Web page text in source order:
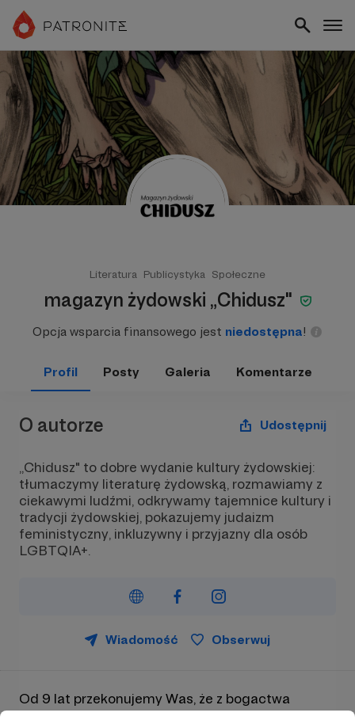
Literatura Publicystyka Społeczne
magazyn żydowski „Chidusz"
Opcja wsparcia finansowego jest niedostępna!
Profil Posty Galeria Komentarze
O autorze Udostępnij
„Chidusz" to dobre wydanie kultury żydowskiej:
tłumaczymy literaturę żydowską, rozmawiamy z
ciekawymi ludźmi, odkrywamy tajemnice kultury i
tradycji żydowskiej, pokazujemy judaizm
feministyczny, inkluzywny i przyjazny dla osób
LGBTQIA+.
Wiadomość Obserwuj
Od 9 lat przekonujemy Was, że z bogactwa
kultury żydowskiej mogą czerpać wszyscy,